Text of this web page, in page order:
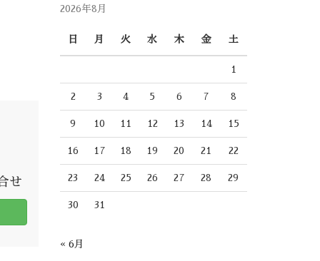
せ
2026年8月
日 月 火 水 木 金 土
1
2 3 4 5 6 7 8
9 10 11 12 13 14 15
16 17 18 19 20 21 22
23 24 25 26 27 28 29
30 31
« 6月